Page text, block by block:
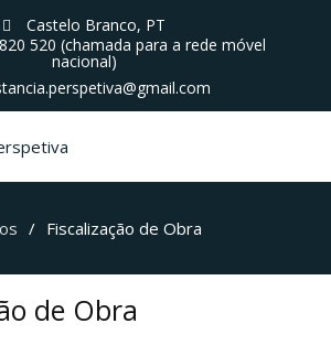
Castelo Branco, PT
520 (chamada para a rede móvel
nacional)
Fiscalização de Obra
de Obra